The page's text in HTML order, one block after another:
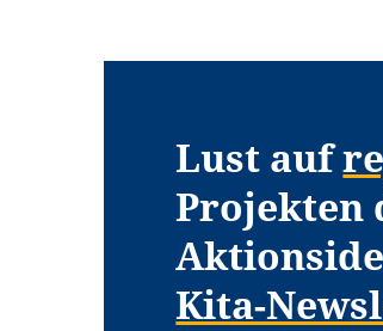
Lust auf
Projekten
Kita-